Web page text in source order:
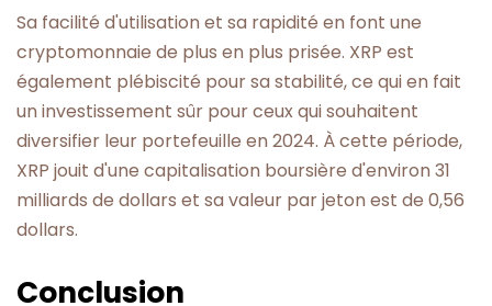
Sa facilité d'utilisation et sa rapidité en font une
cryptomonnaie de plus en plus prisée. XRP est
également plébiscité pour sa stabilité, ce qui en fait
un investissement sûr pour ceux qui souhaitent
diversifier leur portefeuille en 2024. À cette période,
XRP jouit d'une capitalisation boursière d'environ 31
milliards de dollars et sa valeur par jeton est de 0,56
dollars.
Conclusion